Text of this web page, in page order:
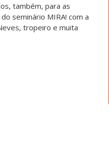
também, para as
seminário MIRA! com a
tropeiro e muita